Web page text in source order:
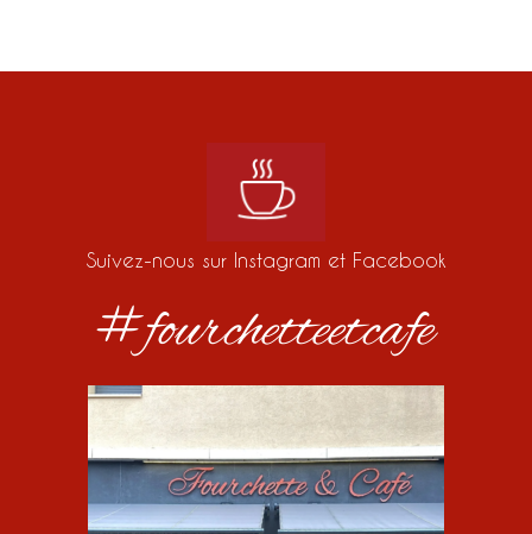
Suivez-nous sur Instagram et Facebook
#fourchetteetcafe